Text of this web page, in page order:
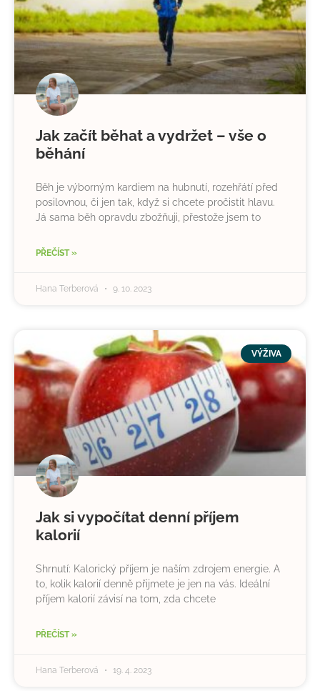
Jak začít běhat a vydržet – vše o
běhání
Běh je výborným kardiem na hubnutí, rozehřátí před
posilovnou, či jen tak, když si chcete pročistit hlavu.
Já sama běh opravdu zbožňuji, přestože jsem to
PŘEČÍST »
Hana Terberová 9. 10. 2023
VÝŽIVA
Jak si vypočítat denní příjem
kalorií
Shrnutí: Kalorický příjem je naším zdrojem energie. A
to, kolik kalorií denně přijmete je jen na vás. Ideální
příjem kalorií závisí na tom, zda chcete
PŘEČÍST »
Hana Terberová 19. 4. 2023